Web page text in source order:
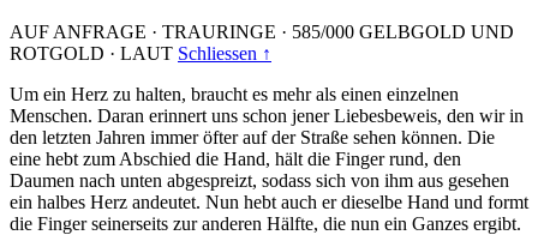
AUF ANFRAGE · TRAURINGE · 585/000 GELBGOLD UND
ROTGOLD · LAUT Schliessen ↑
Um ein Herz zu halten, braucht es mehr als einen einzelnen
Menschen. Daran erinnert uns schon jener Liebesbeweis, den wir in
den letzten Jahren immer öfter auf der Straße sehen können. Die
eine hebt zum Abschied die Hand, hält die Finger rund, den
Daumen nach unten abgespreizt, sodass sich von ihm aus gesehen
ein halbes Herz andeutet. Nun hebt auch er dieselbe Hand und formt
die Finger seinerseits zur anderen Hälfte, die nun ein Ganzes ergibt.